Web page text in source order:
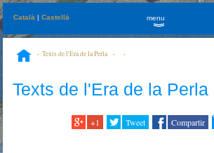
Català |Castellà menu
»
Texts de l'Era de la Perla
Texts de l'Era de la Perla
+1 Tweet Compartir